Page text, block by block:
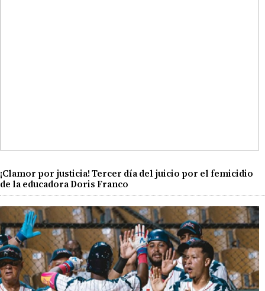
¡Clamor por justicia! Tercer día del juicio por el femicidio
de la educadora Doris Franco